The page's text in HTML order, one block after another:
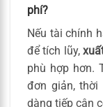
phí?
Nếu tài chính
để tích lũy,
phù hợp hơn.
đơn giản,
dàng tiếp cận